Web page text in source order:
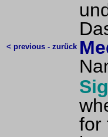
for
< previous - zurück